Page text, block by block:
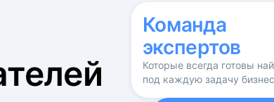
Команда
экспертов
Которые всегда готовы
под каждую задачу